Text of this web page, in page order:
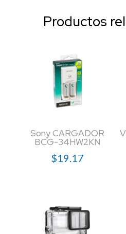
Productos
Sony CARGADOR
BCG-34HW2KN
$19.17